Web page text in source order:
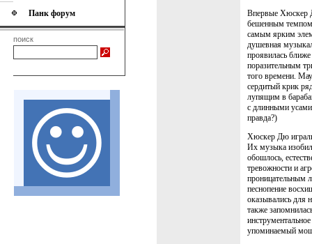
Панк форум
поиск
Впервые Хюскер
бешенным
самым ярким
душевная
проявилась
поразительным
того времени.
сердитый крик
лупящим в
с длинными
правда?)
Хюскер Дю
Их музыка
обошлось,
тревожности и
проницательным
песнопение
оказывались для
также
упоминаемый